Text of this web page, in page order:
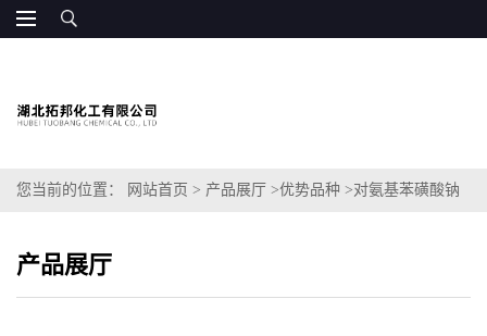
您当前的位置： 网站首页 > 产品展厅 >优势品种 >对氨基苯磺酸钠
产品展厅